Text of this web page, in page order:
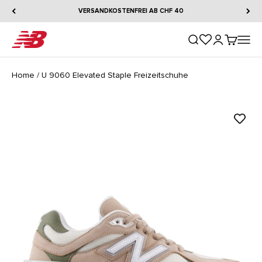
VERSANDKOSTENFREI AB CHF 40
New Balance Suche öffnen
Home / U 9060 Elevated Staple Freizeitschuhe